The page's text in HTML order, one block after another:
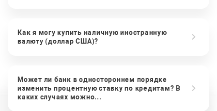
Как я могу купить наличную иностранную
валюту (доллар США)?
Может ли банк в одностороннем порядке
изменить процентную ставку по кредитам? В
каких случаях можно...